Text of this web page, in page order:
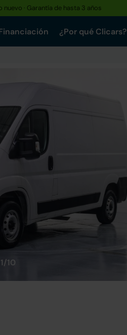
· Garantía de hasta 3 años
¿Por qué Clicars?
1/10